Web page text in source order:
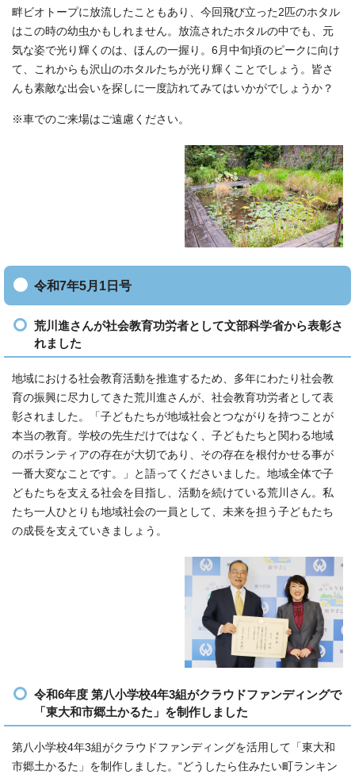
畔ビオトープに放流したこともあり、今回飛び立った2匹のホタル
はこの時の幼虫かもしれません。放流されたホタルの中でも、元
気な姿で光り輝くのは、ほんの一握り。6月中旬頃のピークに向け
て、これからも沢山のホタルたちが光り輝くことでしょう。皆さ
んも素敵な出会いを探しに一度訪れてみてはいかがでしょうか？
※車でのご来場はご遠慮ください。
令和7年5月1日号
荒川進さんが社会教育功労者として文部科学省から表彰さ
れました
地域における社会教育活動を推進するため、多年にわたり社会教
育の振興に尽力してきた荒川進さんが、社会教育功労者として表
彰されました。「子どもたちが地域社会とつながりを持つことが
本当の教育。学校の先生だけではなく、子どもたちと関わる地域
のボランティアの存在が大切であり、その存在を根付かせる事が
一番大変なことです。」と語ってくださいました。地域全体で子
どもたちを支える社会を目指し、活動を続けている荒川さん。私
たち一人ひとりも地域社会の一員として、未来を担う子どもたち
の成長を支えていきましょう。
令和6年度 第八小学校4年3組がクラウドファンディングで
「東大和市郷土かるた」を制作しました
第八小学校4年3組がクラウドファンディングを活用して「東大和
市郷土かるた」を制作しました。“どうしたら住みたい町ランキン